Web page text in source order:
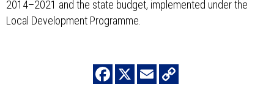
2014–2021 and the state budget, implemented under the
Local Development Programme.